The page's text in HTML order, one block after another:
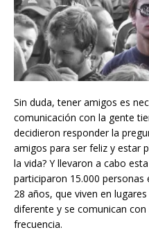
Sin duda, tener amigos es
comunicación con la gente
decidieron responder la
amigos para ser feliz y estar
la vida? Y llevaron a cabo
participaron 15.000 personas
28 años, que viven en
diferente y se comunican
frecuencia.